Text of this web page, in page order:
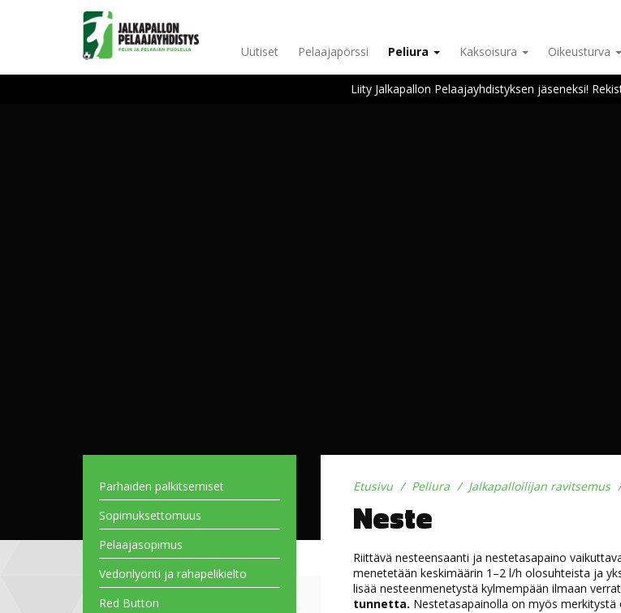
Uutiset
Pelaajapörssi Peliura Kaksoisura Oikeusturva
Liity Jalkapallon Pelaajayhdistyksen jäseneksi!
Parhaiden palkitsemiset
Sopimuksettomuus
Pelaajasopimus
Vedonlyönti ja rahapelikielto
Red Button
Etusivu Peliura Jalkapalloilijan ravitsemus
Neste
Riittävä nesteensaanti ja nestetasapaino
menetetään keskimäärin 1–2 l/h olosuhteista ja
lisää nesteenmenetystä kylmempään ilmaan
tunnetta. Nestetasapainolla on myös